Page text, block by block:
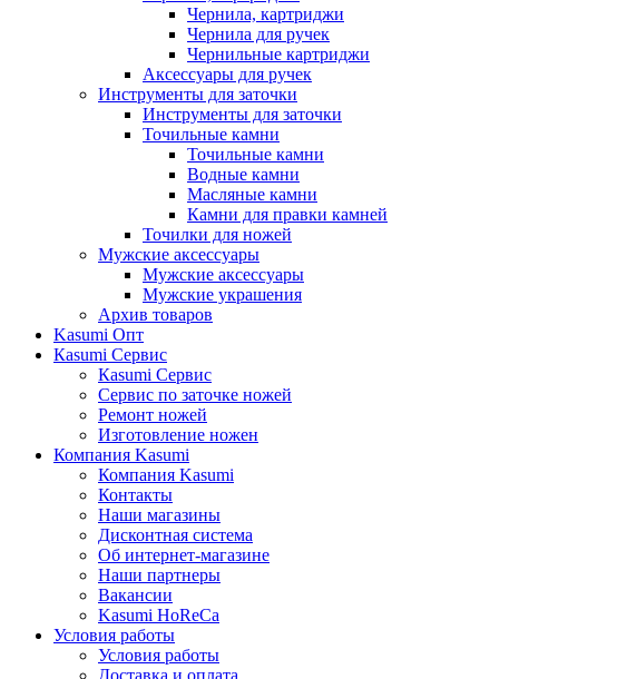
Чернила, картриджи
Чернила для ручек
Чернильные картриджи
Аксессуары для ручек
Инструменты для заточки
Инструменты для заточки
Точильные камни
Точильные камни
Водные камни
Масляные камни
Камни для правки камней
Точилки для ножей
Мужские аксессуары
Мужские аксессуары
Мужские украшения
Архив товаров
Kasumi Опт
Кasumi Сервис
Кasumi Сервис
Сервис по заточке ножей
Ремонт ножей
Изготовление ножен
Компания Kasumi
Компания Kasumi
Контакты
Наши магазины
Дисконтная система
Об интернет-магазине
Наши партнеры
Вакансии
Kasumi HoReCa
Условия работы
Условия работы
Доставка и оплата